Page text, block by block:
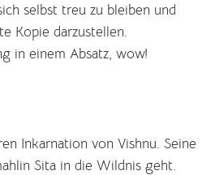
selbst treu zu bleiben und
Kopie darzustellen.
in einem Absatz, wow!
Inkarnation von Vishnu. Seine
Sita in die Wildnis geht.